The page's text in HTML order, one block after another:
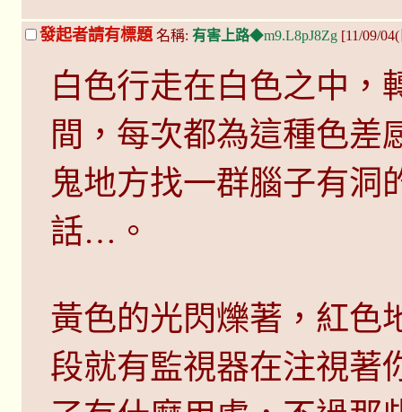
發起者請有標題 名稱: 有害上路◆m9.L8pJ8Zg [11/09/
白色行走在白色之中，
間，每次都為這種色差
鬼地方找一群腦子有洞
話…。
黃色的光閃爍著，紅色
段就有監視器在注視著